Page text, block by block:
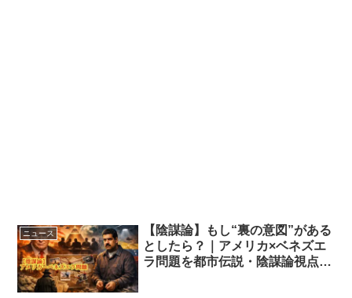
ニュース
【陰謀論】もし“裏の意図”がある
としたら？｜アメリカ×ベネズエ
ラ問題を都市伝説・陰謀論視点で